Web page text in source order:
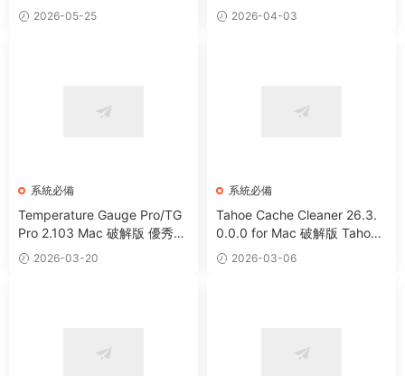
2026-05-25
移工具
2026-04-03
系統必備
Temperature Gauge Pro/TG
Pro 2.103 Mac 破解版 優秀硬
件溫度監測工具
2026-03-20
系統必備
Tahoe Cache Cleaner 26.3.
0.0.0 for Mac 破解版 Tahoe
系統優化防病毒清理軟件
2026-03-06